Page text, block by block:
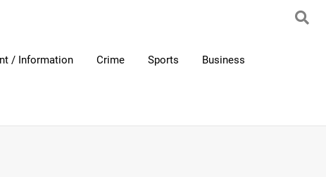
/ Information Crime Sports Business